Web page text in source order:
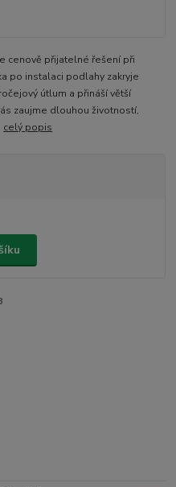
cenově přijatelné řešení při
po instalaci podlahy zakryje
útlum a přináší větší
zaujme dlouhou životností,
celý popis